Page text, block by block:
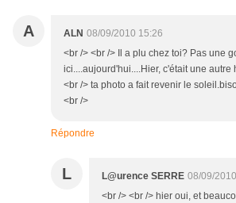
A ALN 08/09/2010 15:26
<br /> <br /> Il a plu chez toi? Pas une
ici....aujourd'hui....Hier, c'était une autre
<br /> ta photo a fait revenir le
<br />
Répondre
L L@urence SERRE 08/09/
<br /> <br /> hier oui, et